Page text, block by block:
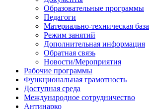
Образовательные программы
Педагоги
Материально-техническая база
Режим занятий
Дополнительная информация
Обратная связь
Новости/Мероприятия
Рабочие программы
Функциональная грамотность
Доступная среда
Международное сотрудничество
Антинарко